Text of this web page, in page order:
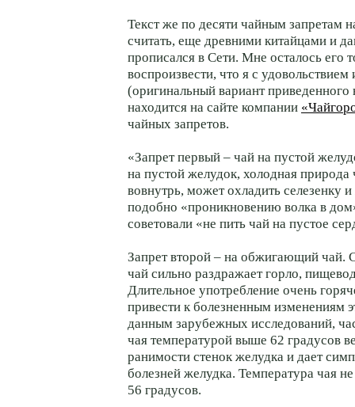
Текст же по десяти чайным запретам
считать, еще древними китайцами и
прописался в Сети. Мне осталось его
воспроизвести, что я с
(оригинальный вариант приведенного
находится на сайте компании
чайных запретов.
«Запрет первый – чай на пустой
на пустой желудок, холодная природа
вовнутрь, может охладить селезенку
подобно «проникновению волка в
советовали «не пить чай на пустое
Запрет второй – на обжигающий чай.
чай сильно раздражает горло,
Длительное употребление очень
привести к болезненным изменениям
данным зарубежных исследований,
чая температурой выше 62 градусов
ранимости стенок желудка и дает
болезней желудка. Температура чая
56 градусов.